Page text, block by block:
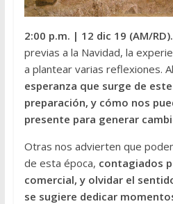
2:00 p.m. | 12 dic 19 (AM/
previas a la Navidad, la
a plantear varias reflexiones.
esperanza que surge de
preparación, y cómo nos
presente para generar
Otras nos advierten que
de esta época, contagiados
comercial, y olvidar el
se sugiere dedicar